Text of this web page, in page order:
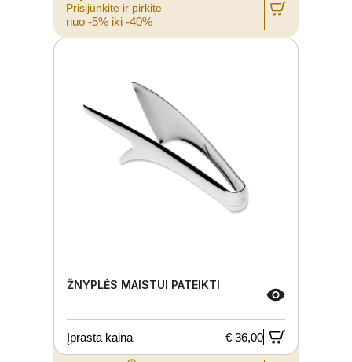
Prisijunkite ir pirkite
nuo -5% iki -40%
ŽNYPLĖS MAISTUI PATEIKTI
Įprasta kaina € 36,00